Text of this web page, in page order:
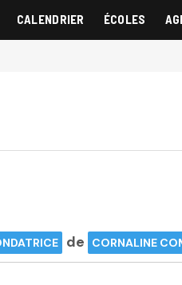
CALENDRIER ÉCOLES
de CORNALINE